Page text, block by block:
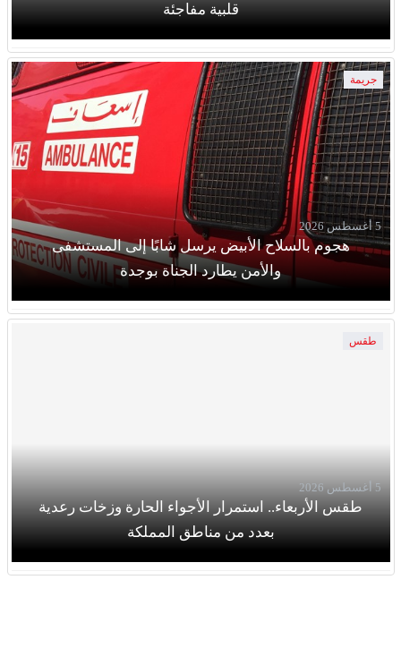
قلبية مفاجئة
جريمة
هجوم بالسلاح الأبيض يرسل شابًا إلى المستشفى
والأمن يطارد الجناة بوجدة
5 أغسطس 2026
طقس
طقس الأربعاء.. استمرار الأجواء الحارة وزخات رعدية
بعدد من مناطق المملكة
5 أغسطس 2026